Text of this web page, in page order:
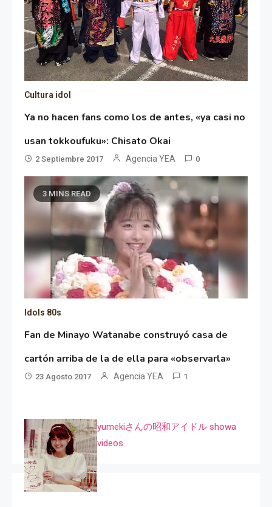
Cultura idol
Ya no hacen fans como los de antes, «ya casi no
usan tokkoufuku»: Chisato Okai
2 Septiembre 2017 Agencia YEA 0
3 MINS READ
Idols 80s
Fan de Minayo Watanabe construyó casa de
cartón arriba de la de ella para «observarla»
23 Agosto 2017 Agencia YEA 1
yumekiさんの昭和アイドル showa
videos